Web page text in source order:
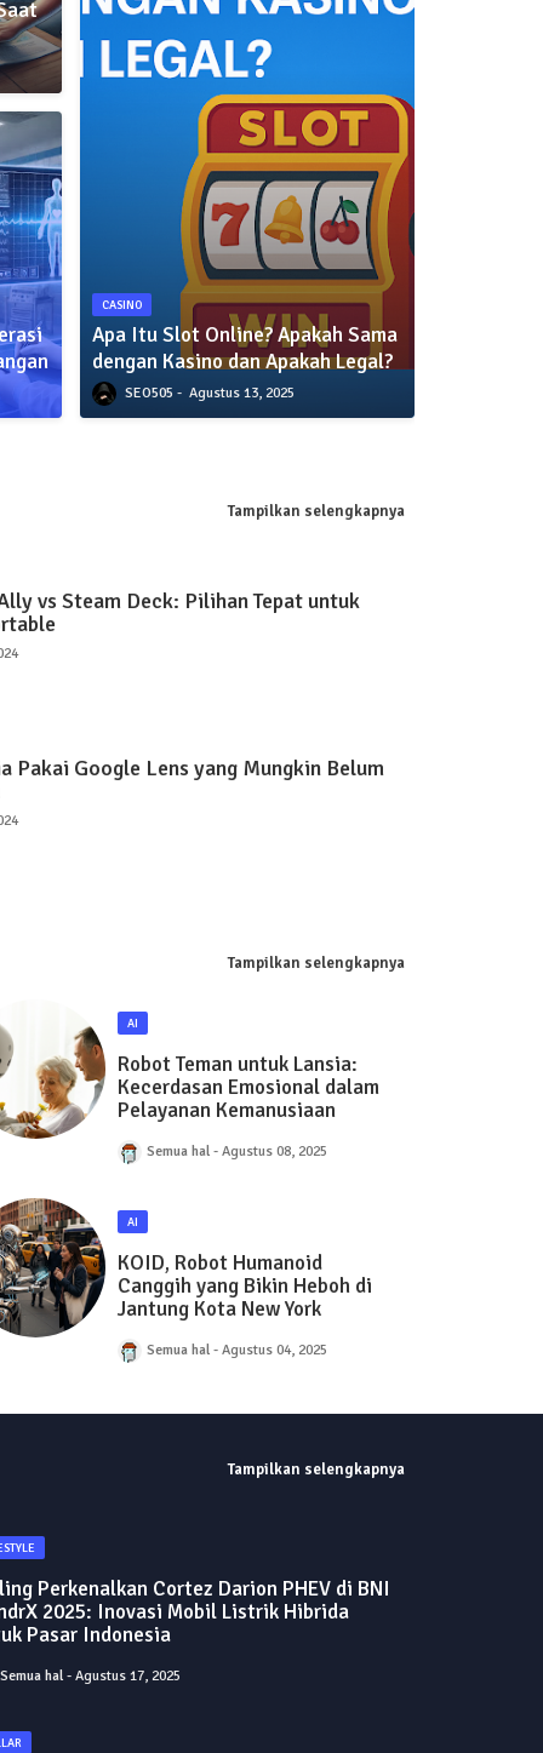
CASINO
Apa Itu Slot Online? Apakah Sama
dengan Kasino dan Apakah Legal?
SEO505 Agustus 13, 2025
Tampilkan selengkapnya
vs Steam Deck: Pilihan Tepat untuk
Pakai Google Lens yang Mungkin Belum
Tampilkan selengkapnya
AI
Robot Teman untuk Lansia:
Kecerdasan Emosional dalam
Pelayanan Kemanusiaan
Semua hal Agustus 08, 2025
AI
KOID, Robot Humanoid
Canggih yang Bikin Heboh di
Jantung Kota New York
Semua hal Agustus 04, 2025
Tampilkan selengkapnya
Perkenalkan Cortez Darion PHEV di BNI
2025: Inovasi Mobil Listrik Hibrida
Pasar Indonesia
Semua hal Agustus 17, 2025